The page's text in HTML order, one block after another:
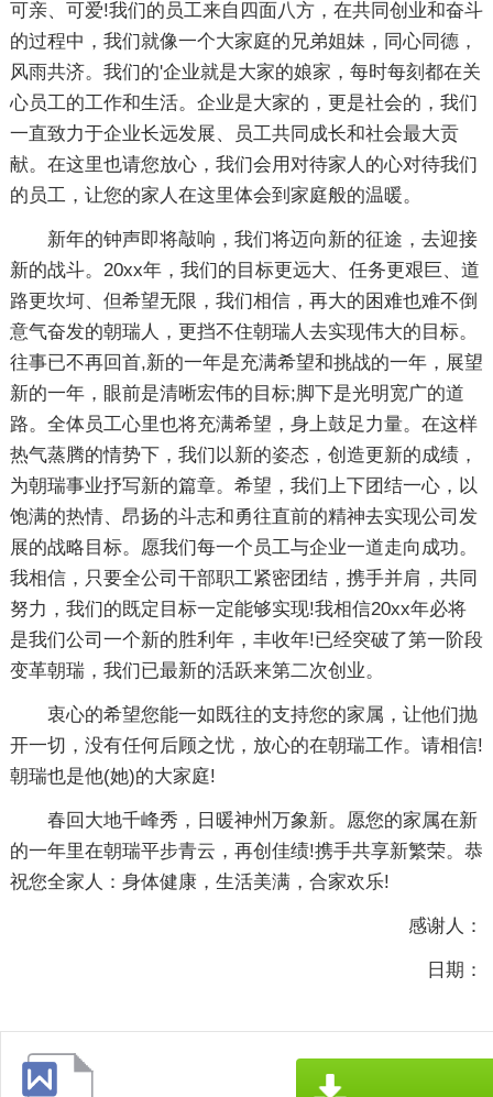
可亲、可爱!我们的员工来自四面八方，在共同创业和奋斗
的过程中，我们就像一个大家庭的兄弟姐妹，同心同德，
风雨共济。我们的'企业就是大家的娘家，每时每刻都在关
心员工的工作和生活。企业是大家的，更是社会的，我们
一直致力于企业长远发展、员工共同成长和社会最大贡
献。在这里也请您放心，我们会用对待家人的心对待我们
的员工，让您的家人在这里体会到家庭般的温暖。
新年的钟声即将敲响，我们将迈向新的征途，去迎接
新的战斗。20xx年，我们的目标更远大、任务更艰巨、道
路更坎坷、但希望无限，我们相信，再大的困难也难不倒
意气奋发的朝瑞人，更挡不住朝瑞人去实现伟大的目标。
往事已不再回首,新的一年是充满希望和挑战的一年，展望
新的一年，眼前是清晰宏伟的目标;脚下是光明宽广的道
路。全体员工心里也将充满希望，身上鼓足力量。在这样
热气蒸腾的情势下，我们以新的姿态，创造更新的成绩，
为朝瑞事业抒写新的篇章。希望，我们上下团结一心，以
饱满的热情、昂扬的斗志和勇往直前的精神去实现公司发
展的战略目标。愿我们每一个员工与企业一道走向成功。
我相信，只要全公司干部职工紧密团结，携手并肩，共同
努力，我们的既定目标一定能够实现!我相信20xx年必将
是我们公司一个新的胜利年，丰收年!已经突破了第一阶段
变革朝瑞，我们已最新的活跃来第二次创业。
衷心的希望您能一如既往的支持您的家属，让他们抛
开一切，没有任何后顾之忧，放心的在朝瑞工作。请相信!
朝瑞也是他(她)的大家庭!
春回大地千峰秀，日暖神州万象新。愿您的家属在新
的一年里在朝瑞平步青云，再创佳绩!携手共享新繁荣。恭
祝您全家人：身体健康，生活美满，合家欢乐!
感谢人：
日期：